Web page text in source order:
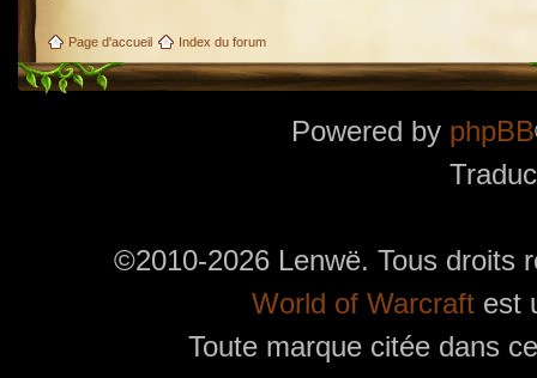
Page d'accueil Index du forum
Powered by phpBB
©2010-2026 Lenwë. Tous droits
World of Warcraftest
Toute marque citée dans